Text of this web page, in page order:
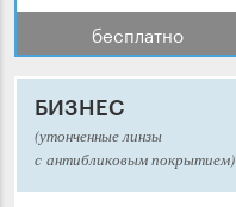
бесплатно
БИЗНЕС
(утонченные линзы
с антибликовым покрытием)